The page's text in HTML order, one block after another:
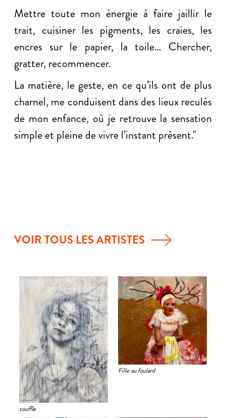
Mettre toute mon énergie à faire jaillir le
trait, cuisiner les pigments, les craies, les
encres sur le papier, la toile… Chercher,
gratter, recommencer.
La matière, le geste, en ce qu’ils ont de plus
charnel, me conduisent dans des lieux reculés
de mon enfance, où je retrouve la sensation
simple et pleine de vivre l’instant présent."
VOIR TOUS LES ARTISTES
souffle
Fille au foulard